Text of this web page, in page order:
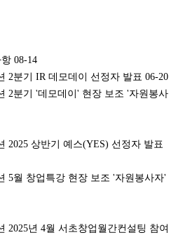
08-14
2분기 IR 데모데이 선정자 발표 06-20
2분기 '데모데이' 현장 보조 '자원봉사
2025 상반기 예스(YES) 선정자 발표
5월 창업특강 현장 보조 '자원봉사자'
2025년 4월 서초창업월간컨설팅 참여